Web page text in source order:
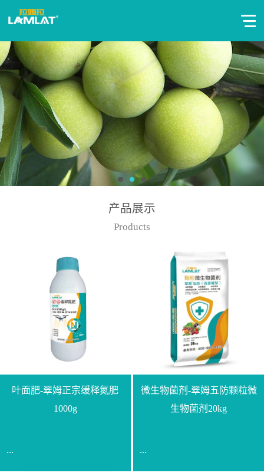
产品展示
Products
叶面肥-翠姆正宗缓释氮肥
1000g
...
微生物菌剂-翠姆五防颗粒微
生物菌剂20kg
...